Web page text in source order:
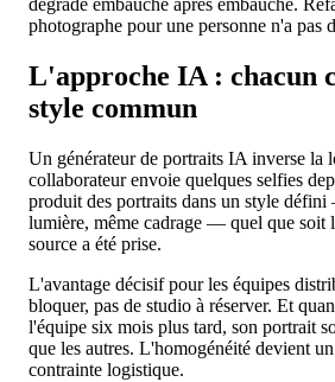
dégrade embauche après embauche.
photographe pour une personne n'a pas
L'approche IA : chacun
style commun
Un générateur de portraits IA inverse la
collaborateur envoie quelques selfies
produit des portraits dans un style
lumière, même cadrage — quel que soit
source a été prise.
L'avantage décisif pour les équipes
bloquer, pas de studio à réserver. Et
l'équipe six mois plus tard, son portrait
que les autres. L'homogénéité devient
contrainte logistique.